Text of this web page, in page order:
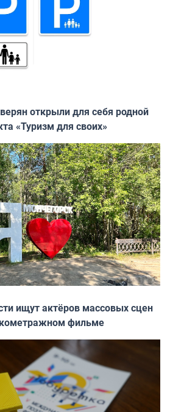
открыли для себя родной
«Туризм для своих»
ищут актёров массовых сцен
фильме